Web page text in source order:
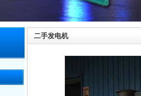
二手发电机